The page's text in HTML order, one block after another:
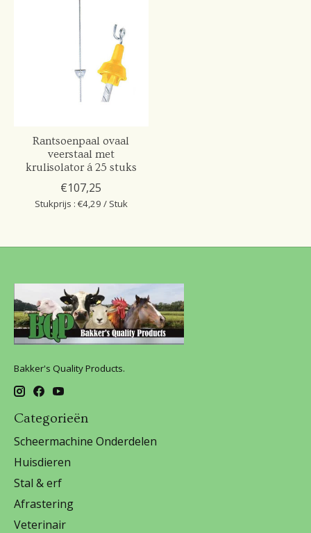
Rantsoenpaal ovaal
veerstaal met
krulisolator á 25 stuks
€107,25
Stukprijs : €4,29 / Stuk
Bakker's Quality Products.
Categorieën
Scheermachine Onderdelen
Huisdieren
Stal & erf
Afrastering
Veterinair